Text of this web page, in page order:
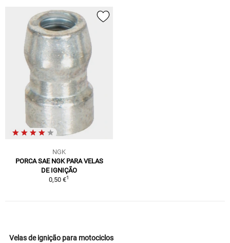
NGK
PORCA SAE NGK PARA VELAS
DE IGNIÇÃO
0,50 €1
Velas de ignição para motociclos